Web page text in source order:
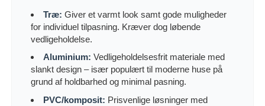
Træ: Giver et varmt look samt gode muligheder
for individuel tilpasning. Kræver dog løbende
vedligeholdelse.
Aluminium: Vedligeholdelsesfrit materiale med
slankt design – især populært til moderne huse på
grund af holdbarhed og minimal pasning.
PVC/komposit: Prisvenlige løsninger med